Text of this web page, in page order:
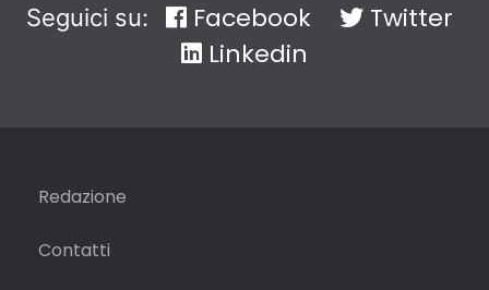
Seguici su: Facebook
Twitter
Linkedin
Redazione
Contatti